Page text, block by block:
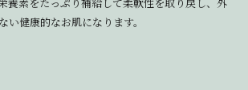
い健康的なお肌になります。